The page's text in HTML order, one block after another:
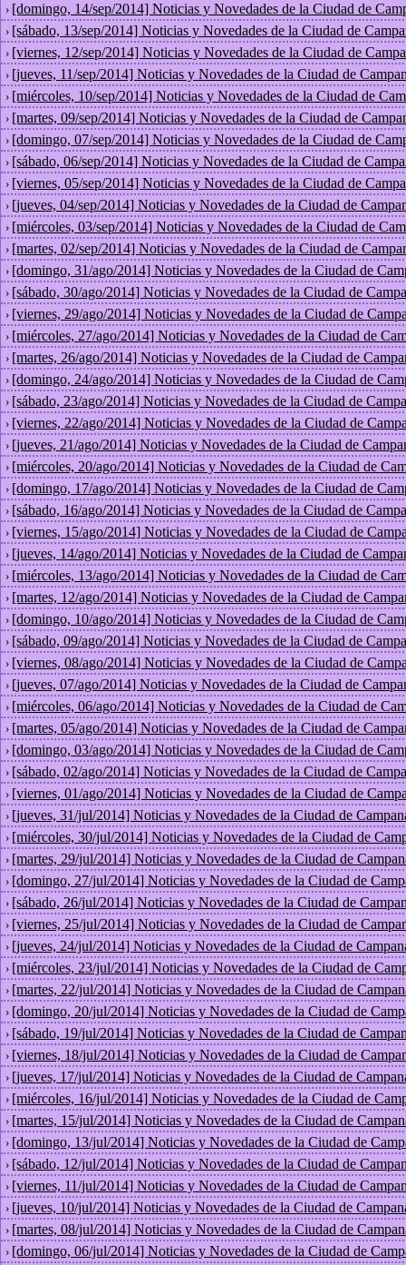
› [domingo, 14/sep/2014] Noticias y Novedades de la Ciudad de
› [sábado, 13/sep/2014] Noticias y Novedades de la Ciudad de
› [viernes, 12/sep/2014] Noticias y Novedades de la Ciudad de
› [jueves, 11/sep/2014] Noticias y Novedades de la Ciudad de
› [miércoles, 10/sep/2014] Noticias y Novedades de la Ciudad de
› [martes, 09/sep/2014] Noticias y Novedades de la Ciudad de
› [domingo, 07/sep/2014] Noticias y Novedades de la Ciudad de
› [sábado, 06/sep/2014] Noticias y Novedades de la Ciudad de
› [viernes, 05/sep/2014] Noticias y Novedades de la Ciudad de
› [jueves, 04/sep/2014] Noticias y Novedades de la Ciudad de
› [miércoles, 03/sep/2014] Noticias y Novedades de la Ciudad de
› [martes, 02/sep/2014] Noticias y Novedades de la Ciudad de
› [domingo, 31/ago/2014] Noticias y Novedades de la Ciudad de
› [sábado, 30/ago/2014] Noticias y Novedades de la Ciudad de
› [viernes, 29/ago/2014] Noticias y Novedades de la Ciudad de
› [miércoles, 27/ago/2014] Noticias y Novedades de la Ciudad de
› [martes, 26/ago/2014] Noticias y Novedades de la Ciudad de
› [domingo, 24/ago/2014] Noticias y Novedades de la Ciudad de
› [sábado, 23/ago/2014] Noticias y Novedades de la Ciudad de
› [viernes, 22/ago/2014] Noticias y Novedades de la Ciudad de
› [jueves, 21/ago/2014] Noticias y Novedades de la Ciudad de
› [miércoles, 20/ago/2014] Noticias y Novedades de la Ciudad de
› [domingo, 17/ago/2014] Noticias y Novedades de la Ciudad de
› [sábado, 16/ago/2014] Noticias y Novedades de la Ciudad de
› [viernes, 15/ago/2014] Noticias y Novedades de la Ciudad de
› [jueves, 14/ago/2014] Noticias y Novedades de la Ciudad de
› [miércoles, 13/ago/2014] Noticias y Novedades de la Ciudad de
› [martes, 12/ago/2014] Noticias y Novedades de la Ciudad de
› [domingo, 10/ago/2014] Noticias y Novedades de la Ciudad de
› [sábado, 09/ago/2014] Noticias y Novedades de la Ciudad de
› [viernes, 08/ago/2014] Noticias y Novedades de la Ciudad de
› [jueves, 07/ago/2014] Noticias y Novedades de la Ciudad de
› [miércoles, 06/ago/2014] Noticias y Novedades de la Ciudad de
› [martes, 05/ago/2014] Noticias y Novedades de la Ciudad de
› [domingo, 03/ago/2014] Noticias y Novedades de la Ciudad de
› [sábado, 02/ago/2014] Noticias y Novedades de la Ciudad de
› [viernes, 01/ago/2014] Noticias y Novedades de la Ciudad de
› [jueves, 31/jul/2014] Noticias y Novedades de la Ciudad de
› [miércoles, 30/jul/2014] Noticias y Novedades de la Ciudad de
› [martes, 29/jul/2014] Noticias y Novedades de la Ciudad de
› [domingo, 27/jul/2014] Noticias y Novedades de la Ciudad de
› [sábado, 26/jul/2014] Noticias y Novedades de la Ciudad de
› [viernes, 25/jul/2014] Noticias y Novedades de la Ciudad de
› [jueves, 24/jul/2014] Noticias y Novedades de la Ciudad de
› [miércoles, 23/jul/2014] Noticias y Novedades de la Ciudad de
› [martes, 22/jul/2014] Noticias y Novedades de la Ciudad de
› [domingo, 20/jul/2014] Noticias y Novedades de la Ciudad de
› [sábado, 19/jul/2014] Noticias y Novedades de la Ciudad de
› [viernes, 18/jul/2014] Noticias y Novedades de la Ciudad de
› [jueves, 17/jul/2014] Noticias y Novedades de la Ciudad de
› [miércoles, 16/jul/2014] Noticias y Novedades de la Ciudad de
› [martes, 15/jul/2014] Noticias y Novedades de la Ciudad de
› [domingo, 13/jul/2014] Noticias y Novedades de la Ciudad de
› [sábado, 12/jul/2014] Noticias y Novedades de la Ciudad de
› [viernes, 11/jul/2014] Noticias y Novedades de la Ciudad de
› [jueves, 10/jul/2014] Noticias y Novedades de la Ciudad de
› [martes, 08/jul/2014] Noticias y Novedades de la Ciudad de
› [domingo, 06/jul/2014] Noticias y Novedades de la Ciudad de